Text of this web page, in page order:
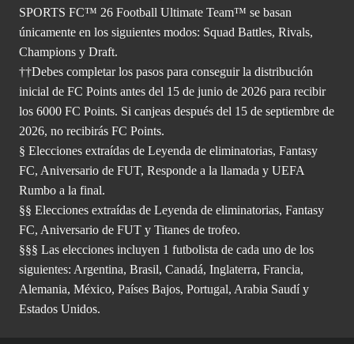
SPORTS FC™ 26 Football Ultimate Team™ se basan
únicamente en los siguientes modos: Squad Battles, Rivals,
Champions y Draft.
††Debes completar los pasos para conseguir la distribución
inicial de FC Points antes del 15 de junio de 2026 para recibir
los 6000 FC Points. Si canjeas después del 15 de septiembre de
2026, no recibirás FC Points.
§ Elecciones extraídas de Leyenda de eliminatorias, Fantasy
FC, Aniversario de FUT, Responde a la llamada y UEFA
Rumbo a la final.
§§ Elecciones extraídas de Leyenda de eliminatorias, Fantasy
FC, Aniversario de FUT y Titanes de trofeo.
§§§ Las elecciones incluyen 1 futbolista de cada uno de los
siguientes: Argentina, Brasil, Canadá, Inglaterra, Francia,
Alemania, México, Países Bajos, Portugal, Arabia Saudí y
Estados Unidos.